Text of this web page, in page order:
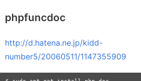
phpfuncdoc
http://d.hatena.ne.jp/kidd-
number5/20060511/1147355909